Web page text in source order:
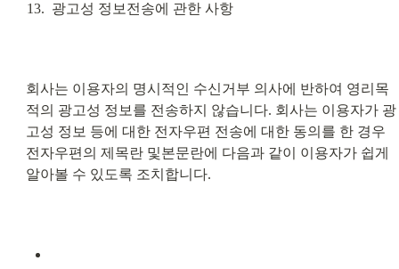
광고성 정보전송에 관한 사항
회사는 이용자의 명시적인 수신거부 의사에 반하여 영리목
적의 광고성 정보를 전송하지 않습니다. 회사는 이용자가 광
고성 정보 등에 대한 전자우편 전송에 대한 동의를 한 경우
전자우편의 제목란 및본문란에 다음과 같이 이용자가 쉽게
알아볼 수 있도록 조치합니다.